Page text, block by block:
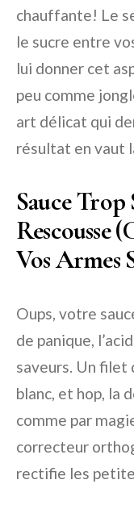
chauffante! Le
le sucre entre
lui donner cet
peu comme
art délicat qui
résultat en vaut
Sauce Trop
Rescousse
Vos Armes
Oups, votre
de panique,
saveurs. Un filet
blanc, et hop, la
comme par
correcteur
rectifie les